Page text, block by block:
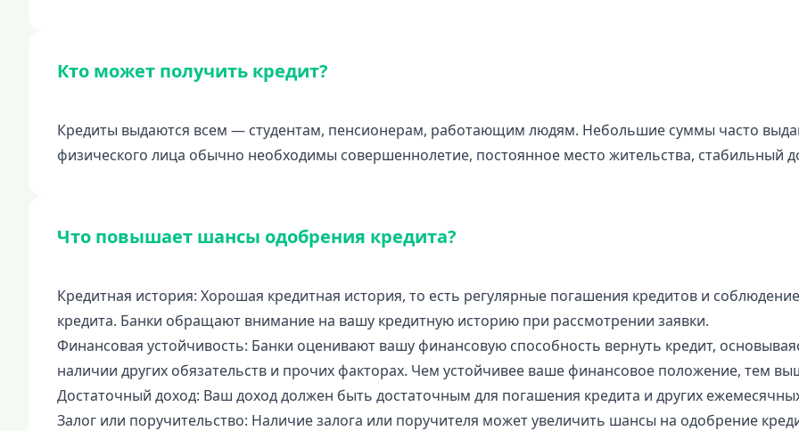
Кто может получить кредит?
Кредиты выдаются всем — студентам, пенсионерам, работающим людям. Небольшие суммы часто
физического лица обычно необходимы совершеннолетие, постоянное место жительства, стабильный
Что повышает шансы одобрения кредита?
Кредитная история: Хорошая кредитная история, то есть регулярные погашения кредитов и
кредита. Банки обращают внимание на вашу кредитную историю при рассмотрении заявки.
Финансовая устойчивость: Банки оценивают вашу финансовую способность вернуть кредит,
наличии других обязательств и прочих факторах. Чем устойчивее ваше финансовое положение, тем
Достаточный доход: Ваш доход должен быть достаточным для погашения кредита и других
Залог или поручительство: Наличие залога или поручителя может увеличить шансы на одобрение